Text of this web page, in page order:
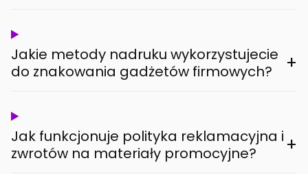
Jakie metody nadruku wykorzystujecie
do znakowania gadżetów firmowych?
+
Jak funkcjonuje polityka reklamacyjna i
zwrotów na materiały promocyjne?
+